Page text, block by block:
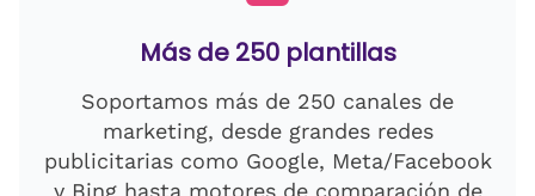
Más de 250 plantillas
Soportamos más de 250 canales de
marketing, desde grandes redes
publicitarias como Google, Meta/Facebook